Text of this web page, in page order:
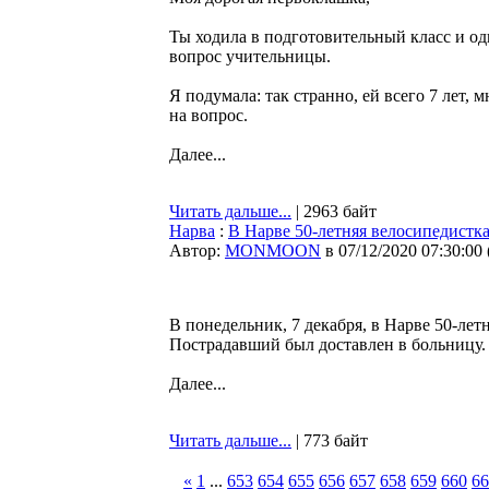
Ты ходила в подготовительный класс и
вопрос учительницы.
Я подумала: так странно, ей всего 7
на вопрос.
Далее...
Читать дальше... | 2963 байт
Нарва : В Нарве 50-летняя
Автор: MONMOON в 07/12/2020 07:30:00
В понедельник, 7 декабря, в Нарве 50-
Пострадавший был доставлен в больницу.
Далее...
Читать дальше... | 773 байт
« 1 ... 653 654 655 656 657 658 659 660